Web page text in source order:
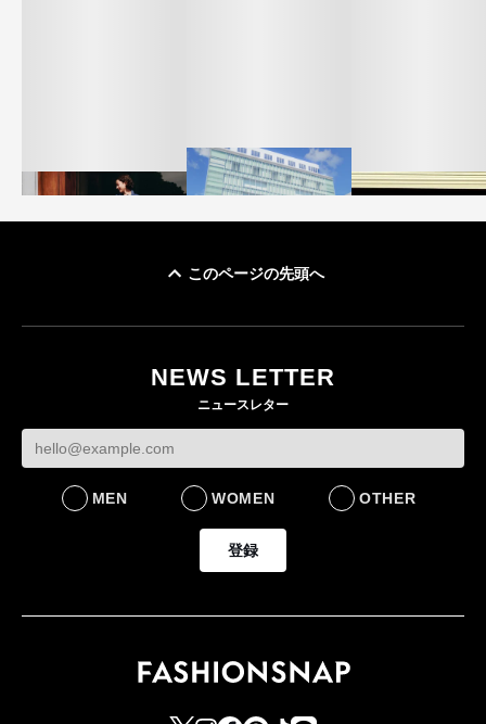
ケットなど7型を発売
FASHION
FASHION
BUSINESS
このページの先頭へ
NEWS LETTER
ニュースレター
MEN WOMEN OTHER
登録